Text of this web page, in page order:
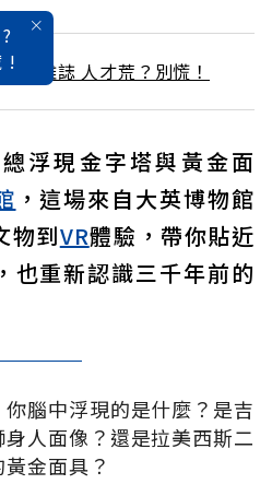
!號雜誌 人才荒？別慌！
浮現金字塔與黃金面
，這場來自大英博物館
物到VR體驗，帶你貼近
也重新認識三千年前的
腦中浮現的是什麼？是吉
人面像？還是拉美西斯二
金面具？